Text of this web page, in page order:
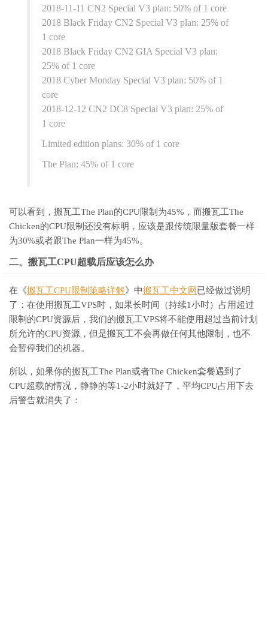
2018-11-11 CN2 Special V3 plan: 50% of 1 core
2018 Black Friday CN2 Special V3 plan: 25% of
1 core
2018 Black Friday CN2 GIA Special V3 plan:
25% of 1 core
2018 Cyber Monday Special V3 plan: 50% of 1
core
2018-12-12 CN2 DC8 Special V3 plan: 25% of
1 core
Limited edition plans: 30% of 1 core
The Plan: 45% of 1 core
可以看到，搬瓦工The Plan的CPU限制为45%，而搬瓦工The
Chicken的CPU限制还没有标明，应该是跟传统限量版套餐一样
为30%或者跟The Plan一样为45%。
二、搬瓦工CPU超载后应该怎么办
在《搬瓦工CPU限制策略详解》中搬瓦工中文网 已经做过说明
了：在使用搬瓦工VPS时，如果长时间（持续1小时）占用超过
限制的CPU资源后，我们的搬瓦工VPS将不能使用超过当前计划
所允许的CPU资源，但是搬瓦工不会再做任何其他限制，也不
会暂停我们的机器。
所以，如果你的搬瓦工The Plan或者The Chicken套餐遇到了
CPU超载的情况，静静的等1-2小时就好了，平均CPU占用下去
后警告就消失了：